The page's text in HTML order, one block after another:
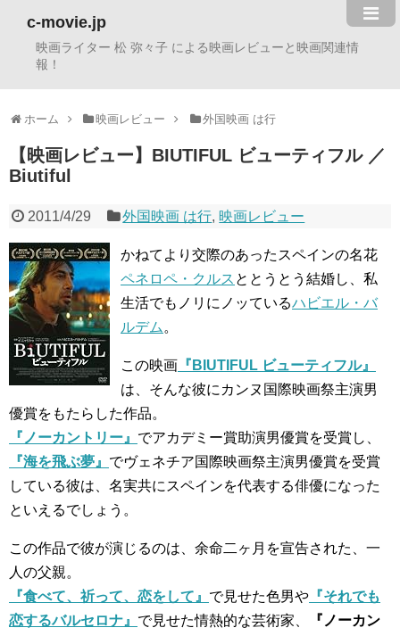
c-movie.jp
映画ライター 松 弥々子 による映画レビューと映画関連情
報！
ホーム 映画レビュー 外国映画 は行
【映画レビュー】BIUTIFUL ビューティフル ／
Biutiful
2011/4/29 外国映画 は行, 映画レビュー
かねてより交際のあったスペインの名花
ペネロペ・クルス ととうとう結婚し、私
生活でもノリにノッているハビエル・バ
ルデム 。
この映画 『BIUTIFUL ビューティフル』
は、そんな彼にカンヌ国際映画祭主演男
優賞をもたらした作品。
『ノーカントリー』 でアカデミー賞助演男優賞を受賞し、
『海を飛ぶ夢』 でヴェネチア国際映画祭主演男優賞を受賞
している彼は、名実共にスペインを代表する俳優になった
といえるでしょう。
この作品で彼が演じるのは、余命二ヶ月を宣告された、一
人の父親。
『食べて、祈って、恋をして』 で見せた色男や 『それでも
恋するバルセロナ』 で見せた情熱的な芸術家、
『ノーカン